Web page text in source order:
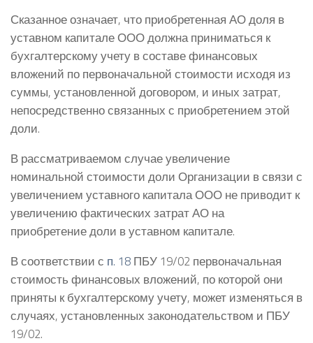
Сказанное означает, что приобретенная АО доля в
уставном капитале ООО должна приниматься к
бухгалтерскому учету в составе финансовых
вложений по первоначальной стоимости исходя из
суммы, установленной договором, и иных затрат,
непосредственно связанных с приобретением этой
доли.
В рассматриваемом случае увеличение
номинальной стоимости доли Организации в связи с
увеличением уставного капитала ООО не приводит к
увеличению фактических затрат АО на
приобретение доли в уставном капитале.
В соответствии с п. 18 ПБУ 19/02 первоначальная
стоимость финансовых вложений, по которой они
приняты к бухгалтерскому учету, может изменяться в
случаях, установленных законодательством и ПБУ
19/02.